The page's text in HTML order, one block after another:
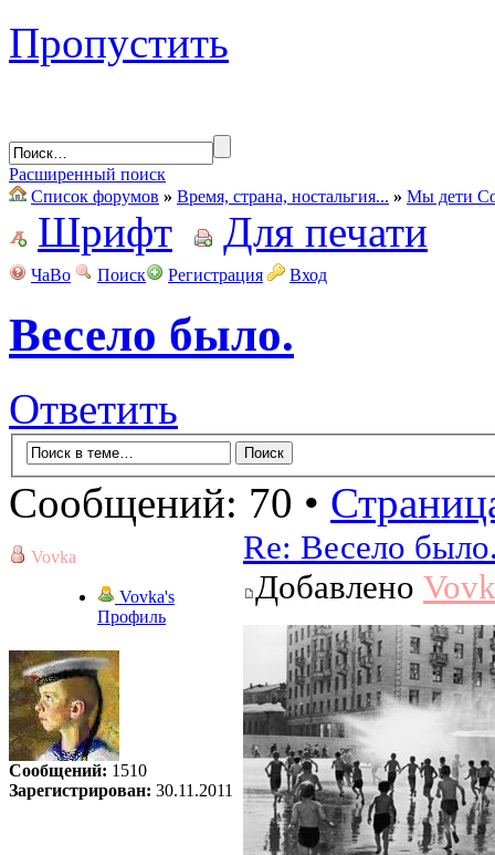
Пропустить
Расширенный поиск
Список форумов » Время, страна, ностальгия... » Мы дети
Шрифт Для печати
ЧаВо Поиск Регистрация Вход
Весело было.
Ответить
Сообщений: 70 •
Vovka
Vovka's
Профиль
Сообщений: 1510
Зарегистрирован: 30.11.2011
Re: Весело
Добавлено